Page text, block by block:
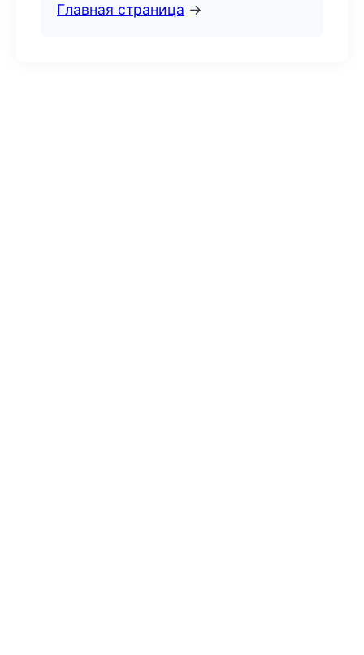
Главная страница →